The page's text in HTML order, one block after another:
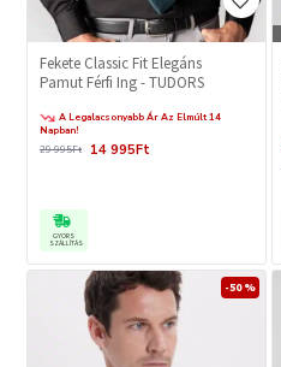
Fekete Classic Fit Elegáns
Pamut Férfi Ing - TUDORS
A Legalacsonyabb Ár Az Elmúlt 14
Napban!
14 995Ft
29 995Ft
GYORS
SZÁLLÍTÁS
-50 %